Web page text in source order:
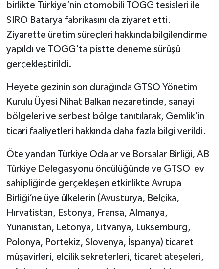
birlikte Türkiye’nin otomobili TOGG tesisleri ile
SIRO Batarya fabrikasını da ziyaret etti.
Ziyarette üretim süreçleri hakkında bilgilendirme
yapıldı ve TOGG'ta pistte deneme sürüşü
gerçekleştirildi.
Heyete gezinin son durağında GTSO Yönetim
Kurulu Üyesi Nihat Balkan nezaretinde, sanayi
bölgeleri ve serbest bölge tanıtılarak, Gemlik'in
ticari faaliyetleri hakkında daha fazla bilgi verildi.
Öte yandan Türkiye Odalar ve Borsalar Birliği, AB
Türkiye Delegasyonu öncülüğünde ve GTSO ev
sahipliğinde gerçekleşen etkinlikte Avrupa
Birliği’ne üye ülkelerin (Avusturya, Belçika,
Hırvatistan, Estonya, Fransa, Almanya,
Yunanistan, Letonya, Litvanya, Lüksemburg,
Polonya, Portekiz, Slovenya, İspanya) ticaret
müşavirleri, elçilik sekreterleri, ticaret ateşeleri,